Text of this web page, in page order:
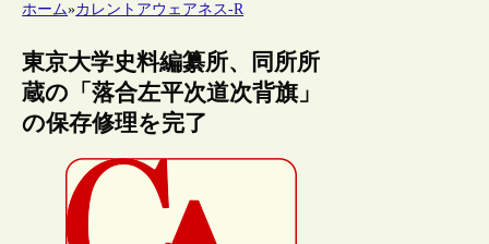
ホーム»カレントアウェアネス-R
東京大学史料編纂所、同所所
蔵の「落合左平次道次背旗」
の保存修理を完了